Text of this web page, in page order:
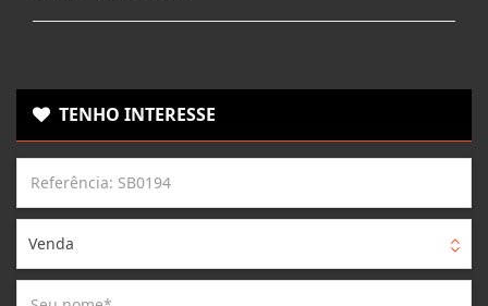
TENHO INTERESSE
Venda